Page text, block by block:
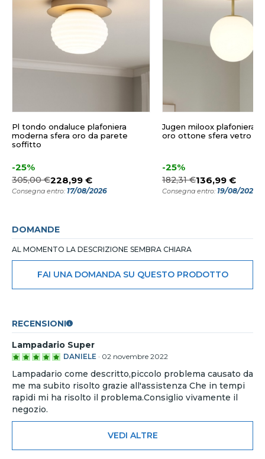
Pl tondo ondaluce plafoniera
moderna sfera oro da parete
soffitto
-25%
305,00 €228,99 €
Consegna entro: 17/08/2026
Jugen miloox plafoniera
oro ottone sfera vetro
-25%
182,31 €136,99 €
Consegna entro: 19/08/2026
DOMANDE
AL MOMENTO LA DESCRIZIONE SEMBRA CHIARA
FAI UNA DOMANDA SU QUESTO PRODOTTO
RECENSIONI
Lampadario Super
DANIELE · 02 novembre 2022
Lampadario come descritto,piccolo problema causato da
me ma subito risolto grazie all'assistenza Che in tempi
rapidi mi ha risolto il problema.Consiglio vivamente il
negozio.
VEDI ALTRE